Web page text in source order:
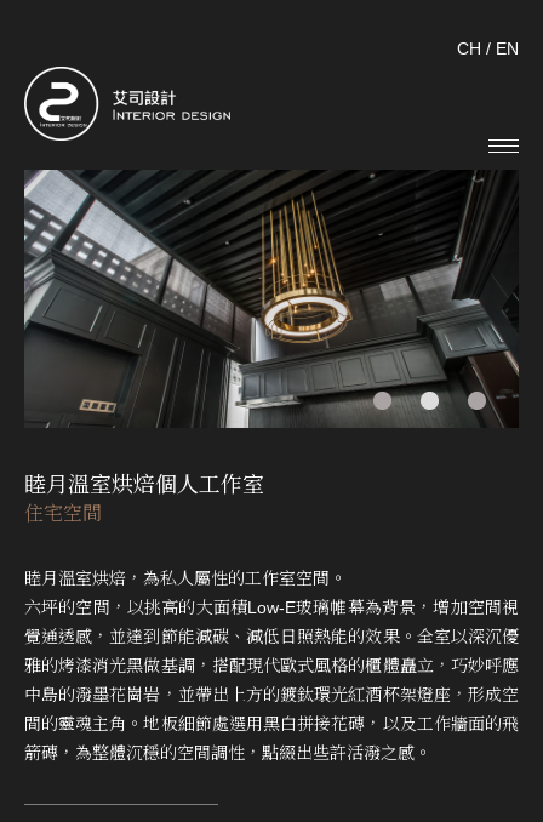
CH / EN
睦月溫室烘焙個人工作室
住宅空間
睦月溫室烘焙，為私人屬性的工作室空間。
六坪的空間，以挑高的大面積Low-E玻璃帷幕為背景，增加空間視
覺通透感，並達到節能減碳、減低日照熱能的效果。全室以深沉優
雅的烤漆消光黑做基調，搭配現代歐式風格的櫃體矗立，巧妙呼應
中島的潑墨花崗岩，並帶出上方的鍍鈦環光紅酒杯架燈座，形成空
間的靈魂主角。地板細節處選用黑白拼接花磚，以及工作牆面的飛
箭磚，為整體沉穩的空間調性，點綴出些許活潑之感。